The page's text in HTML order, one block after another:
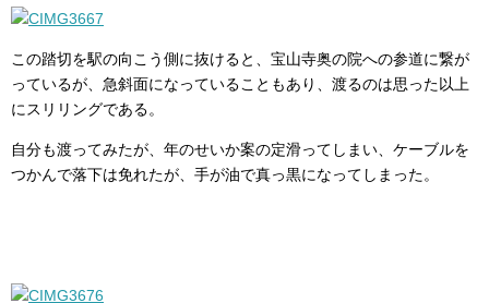
この踏切を駅の向こう側に抜けると、宝山寺奥の院への参道に繋が
っているが、急斜面になっていることもあり、渡るのは思った以上
にスリリングである。
自分も渡ってみたが、年のせいか案の定滑ってしまい、ケーブルを
つかんで落下は免れたが、手が油で真っ黒になってしまった。